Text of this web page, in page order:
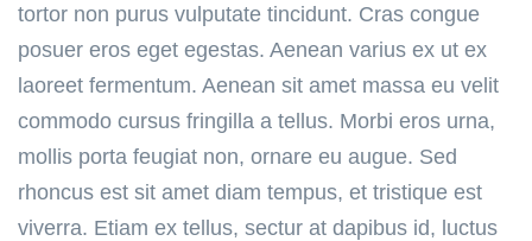
tortor non purus vulputate tincidunt. Cras congue
posuer eros eget egestas. Aenean varius ex ut ex
laoreet fermentum. Aenean sit amet massa eu velit
commodo cursus fringilla a tellus. Morbi eros urna,
mollis porta feugiat non, ornare eu augue. Sed
rhoncus est sit amet diam tempus, et tristique est
viverra. Etiam ex tellus, sectur at dapibus id, luctus